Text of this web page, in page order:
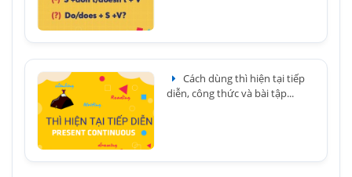
Cách dùng thì hiện tại tiếp
diễn, công thức và bài tập...